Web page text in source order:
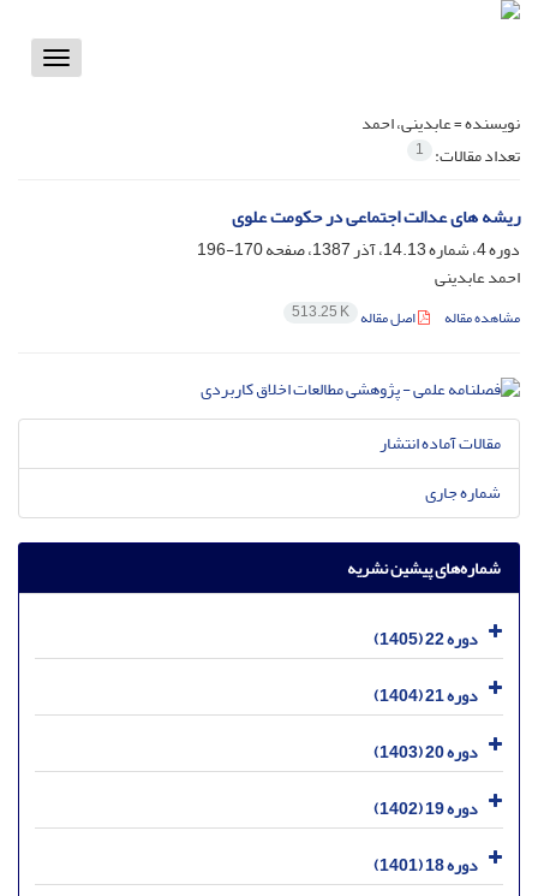
Toggle
نویسنده =عابدینی، احمد
تعداد مقالات: 1
ریشه های عدالت اجتماعی در حکومت علوی
دوره 4، شماره 14.13، آذر 1387، صفحه
170-196
احمد عابدینی
مشاهده مقاله اصل مقاله 513.25 K
مقالات آماده انتشار
شماره جاری
شماره‌های پیشین نشریه
دوره 22 (1405)
دوره 21 (1404)
دوره 20 (1403)
دوره 19 (1402)
دوره 18 (1401)